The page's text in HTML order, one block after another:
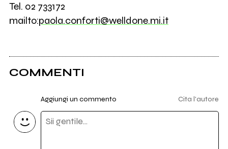
Tel. 02 733172
mailto:paola.conforti@welldone.mi.it
COMMENTI
Aggiungi un commento Cita l'autore